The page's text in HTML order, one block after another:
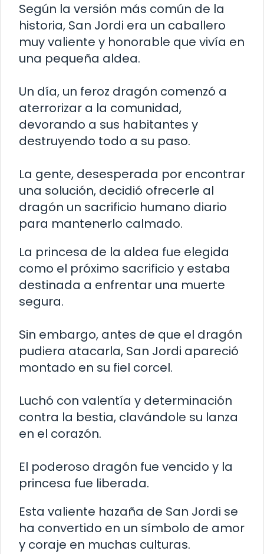
Según la versión más común de la
historia, San Jordi era un caballero
muy valiente y honorable que vivía en
una pequeña aldea.
Un día, un feroz dragón comenzó a
aterrorizar a la comunidad,
devorando a sus habitantes y
destruyendo todo a su paso.
La gente, desesperada por encontrar
una solución, decidió ofrecerle al
dragón un sacrificio humano diario
para mantenerlo calmado.
La princesa de la aldea fue elegida
como el próximo sacrificio y estaba
destinada a enfrentar una muerte
segura.
Sin embargo, antes de que el dragón
pudiera atacarla, San Jordi apareció
montado en su fiel corcel.
Luchó con valentía y determinación
contra la bestia, clavándole su lanza
en el corazón.
El poderoso dragón fue vencido y la
princesa fue liberada.
Esta valiente hazaña de San Jordi se
ha convertido en un símbolo de amor
y coraje en muchas culturas.